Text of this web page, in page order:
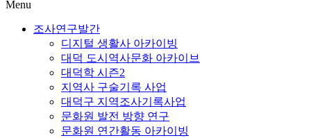
Menu
조사연구발간
디지털 생활사 아카이빙
대덕 도시역사문화 아카이브
대덕학 시즌2
지역사 구술기록 사업
대덕구 지역조사기록사업
문화원 발전 방향 연구
문화원 연간활동 아카이빙